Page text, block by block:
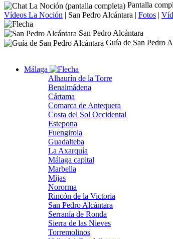
Pantalla
Vídeos La Noción | San Pedro Alcántara | Fotos |
San Pedro Alcántara
Guía de San Pedro
Málaga
Alhaurín de la Torre
Benalmádena
Cártama
Comarca de Antequera
Costa del Sol Occidental
Estepona
Fuengirola
Guadalteba
La Axarquía
Málaga capital
Marbella
Mijas
Nororma
Rincón de la Victoria
San Pedro Alcántara
Serranía de Ronda
Sierra de las Nieves
Torremolinos